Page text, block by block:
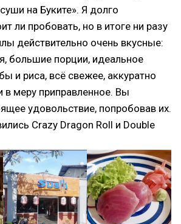
на Буките». Я долго
ли пробовать, но в итоге ни разу
действительно очень вкусные:
большие порции, идеальное
и риса, всё свежее, аккуратно
в меру приправленное. Вы
удовольствие, попробовав их.
Crazy Dragon Roll и Double